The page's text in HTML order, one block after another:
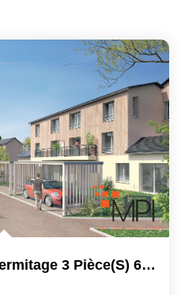
Appartement Neuf L'hermitage 3 Pièce(s) 63,85 M2